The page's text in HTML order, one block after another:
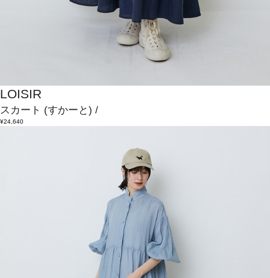
LOISIR
スカート (すかーと) /
¥24,640